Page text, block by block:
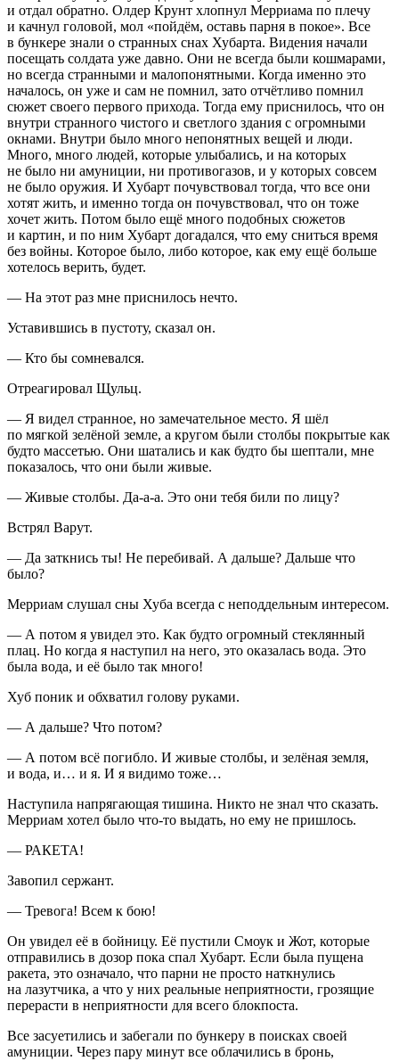
и отдал обратно. Олдер Крунт хлопнул Мерриама по плечу
и качнул головой, мол «пойдём, оставь парня в покое». Все
в бункере знали о странных снах Хубарта. Видения начали
посещать солдата уже давно. Они не всегда были кошмарами,
но всегда странными и малопонятными. Когда именно это
началось, он уже и сам не помнил, зато отчётливо помнил
сюжет своего первого прихода. Тогда ему приснилось, что он
внутри странного чистого и светлого здания с огромными
окнами. Внутри было много непонятных вещей и люди.
Много, много людей, которые улыбались, и на которых
не было ни амуниции, ни противогазов, и у которых совсем
не было оружия. И Хубарт почувствовал тогда, что все они
хотят жить, и именно тогда он почувствовал, что он тоже
хочет жить. Потом было ещё много подобных сюжетов
и картин, и по ним Хубарт догадался, что ему сниться время
без войны. Которое было, либо которое, как ему ещё больше
хотелось верить, будет.
— На этот раз мне приснилось нечто.
Уставившись в пустоту, сказал он.
— Кто бы сомневался.
Отреагировал Щульц.
— Я видел странное, но замечательное место. Я шёл
по мягкой зелёной земле, а кругом были столбы покрытые как
будто массетью. Они шатались и как будто бы шептали, мне
показалось, что они были живые.
— Живые столбы. Да-а-а. Это они тебя били по лицу?
Встрял Варут.
— Да заткнись ты! Не перебивай. А дальше? Дальше что
было?
Мерриам слушал сны Хуба всегда с неподдельным интересом.
— А потом я увидел это. Как будто огромный стеклянный
плац. Но когда я наступил на него, это оказалась вода. Это
была вода, и её было так много!
Хуб поник и обхватил голову руками.
— А дальше? Что потом?
— А потом всё погибло. И живые столбы, и зелёная земля,
и вода, и… и я. И я видимо тоже…
Наступила напрягающая тишина. Никто не знал что сказать.
Мерриам хотел было что-то выдать, но ему не пришлось.
— РАКЕТА!
Завопил сержант.
— Тревога! Всем к бою!
Он увидел её в бойницу. Её пустили Смоук и Жот, которые
отправились в дозор пока спал Хубарт. Если была пущена
ракета, это означало, что парни не просто наткнулись
на лазутчика, а что у них реальные неприятности, грозящие
перерасти в неприятности для всего блокпоста.
Все засуетились и забегали по бункеру в поисках своей
амуниции. Через пару минут все облачились в бронь,